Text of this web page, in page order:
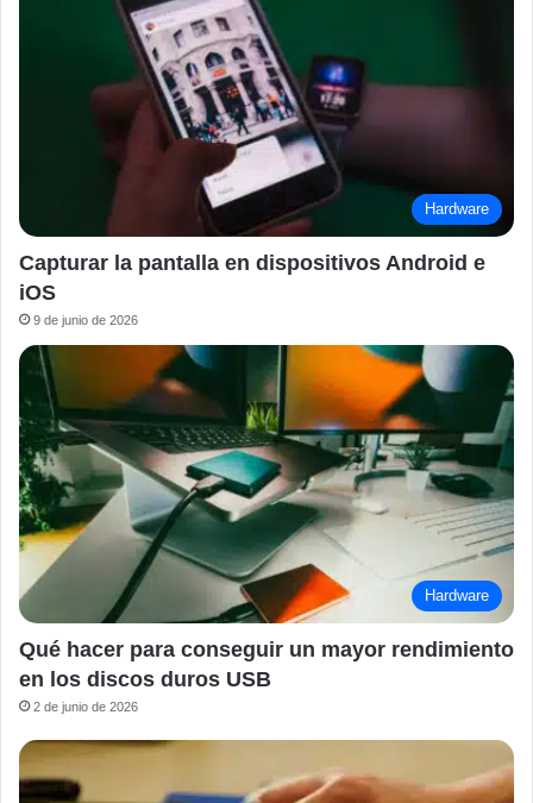
Hardware
Capturar la pantalla en dispositivos Android e
iOS
9 de junio de 2026
Hardware
Qué hacer para conseguir un mayor rendimiento
en los discos duros USB
2 de junio de 2026